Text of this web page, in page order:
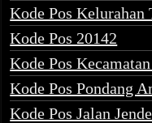
Kode Pos Kelurahan
Kode Pos 20142
Kode Pos
Kode Pos Pondang
Kode Pos Jalan